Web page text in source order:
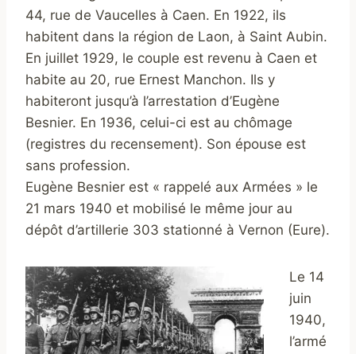
44, rue de Vaucelles à Caen. En 1922, ils
habitent dans la région de Laon, à Saint Aubin.
En juillet 1929, le couple est revenu à Caen et
habite au 20, rue Ernest Manchon. Ils y
habiteront jusqu’à l’arrestation d’Eugène
Besnier. En 1936, celui-ci est au chômage
(registres du recensement). Son épouse est
sans profession.
Eugène Besnier est « rappelé aux Armées » le
21 mars 1940 et mobilisé le même jour au
dépôt d’artillerie 303 stationné à Vernon (Eure).
Le 14
juin
1940,
l’armé